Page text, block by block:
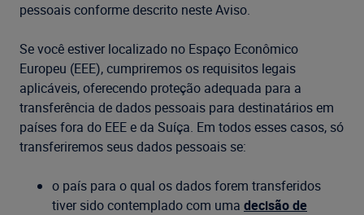
pessoais conforme descrito neste Aviso.
Se você estiver localizado no Espaço Econômico
Europeu (EEE), cumpriremos os requisitos legais
aplicáveis, oferecendo proteção adequada para a
transferência de dados pessoais para destinatários em
países fora do EEE e da Suíça. Em todos esses casos, só
transferiremos seus dados pessoais se:
o país para o qual os dados forem transferidos
tiver sido contemplado com uma decisão de